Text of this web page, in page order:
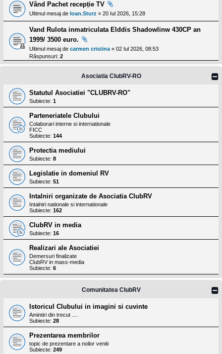
l
o
r
e
r
u
o
t
i
a
u
o
r
u
o
t
e
d
i
n
R
o
m
a
i
a
Vând Pachet recepție TV
Ultimul mesaj de Ioan.Sturz « 20 Iul 2026, 15:28
Vand Rulota inmatriculata Elddis Shadowlinw 430CP an
1999/ 3500 euro.
Ultimul mesaj de carmen cristina « 02 Iul 2026, 08:53
Răspunsuri: 2
Asociatia ClubRV-RO
Statutul Asociatiei "CLUBRV-RO"
Subiecte: 1
Parteneriatele Clubului
Colaborari interne si internationale
FICC
Subiecte: 144
Protectia mediului
Subiecte: 8
Legislatie in domeniul RV
Subiecte: 51
Intalniri organizate de Asociatia ClubRV
Intalniri nationale si internationale
Subiecte: 162
ClubRV in media
Subiecte: 16
Realizari ale Asociatiei
Demersuri finalizate
ClubRV in mass-media
Subiecte: 6
Comunitatea ClubRV
Istoricul Clubului in imagini si cuvinte
Amintiri din trecut ....
Subiecte: 28
Prezentarea membrilor
topic de prezentare a noilor veniti
Subiecte: 249